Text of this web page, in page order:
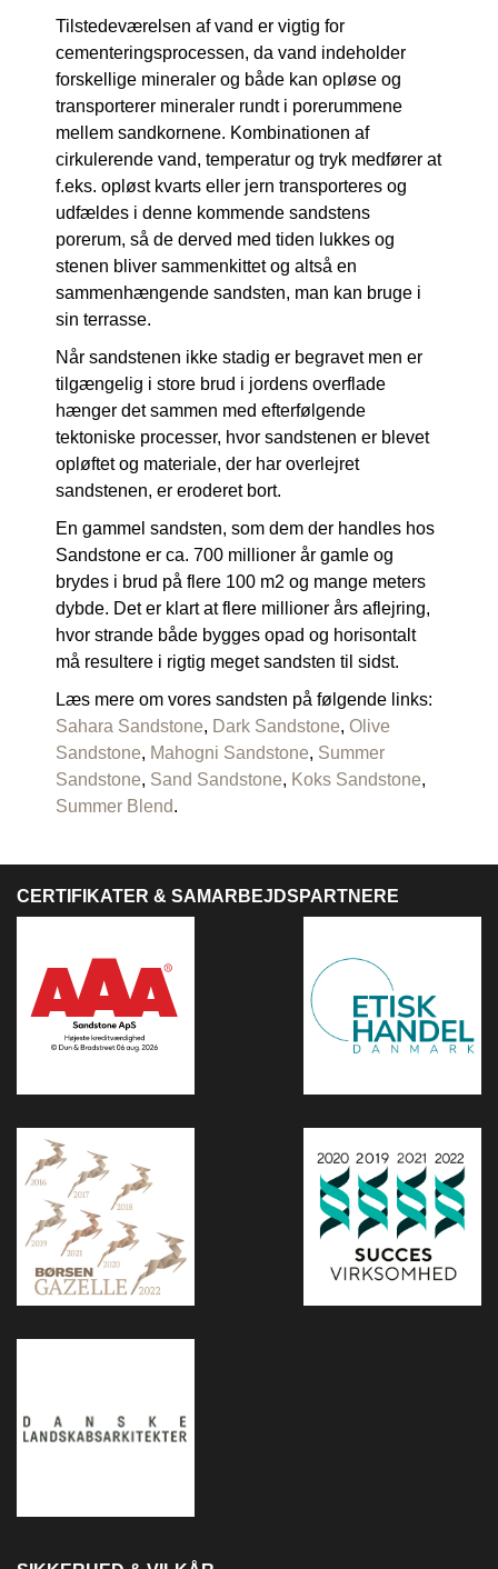
Tilstedeværelsen af vand er vigtig for
cementeringsprocessen, da vand indeholder
forskellige mineraler og både kan opløse og
transporterer mineraler rundt i porerummene
mellem sandkornene. Kombinationen af
cirkulerende vand, temperatur og tryk medfører at
f.eks. opløst kvarts eller jern transporteres og
udfældes i denne kommende sandstens
porerum, så de derved med tiden lukkes og
stenen bliver sammenkittet og altså en
sammenhængende sandsten, man kan bruge i
sin terrasse.
Når sandstenen ikke stadig er begravet men er
tilgængelig i store brud i jordens overflade
hænger det sammen med efterfølgende
tektoniske processer, hvor sandstenen er blevet
opløftet og materiale, der har overlejret
sandstenen, er eroderet bort.
En gammel sandsten, som dem der handles hos
Sandstone er ca. 700 millioner år gamle og
brydes i brud på flere 100 m2 og mange meters
dybde. Det er klart at flere millioner års aflejring,
hvor strande både bygges opad og horisontalt
må resultere i rigtig meget sandsten til sidst.
Læs mere om vores sandsten på følgende links:
Sahara Sandstone, Dark Sandstone, Olive
Sandstone, Mahogni Sandstone, Summer
Sandstone, Sand Sandstone, Koks Sandstone,
Summer Blend.
CERTIFIKATER & SAMARBEJDSPARTNERE